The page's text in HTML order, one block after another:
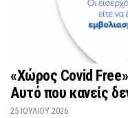
«Χώρος Covid
Αυτό που κανείς
25 ΙΟΥΛΊΟΥ 2026